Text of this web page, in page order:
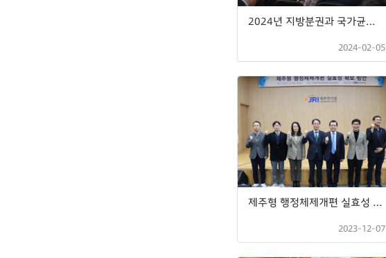
2024년 지방분권과 국가균형발전 정책 세미나
2024-02-05
제주형 행정체제개편 실효성 확보방안 기획 세미나
2023-12-07